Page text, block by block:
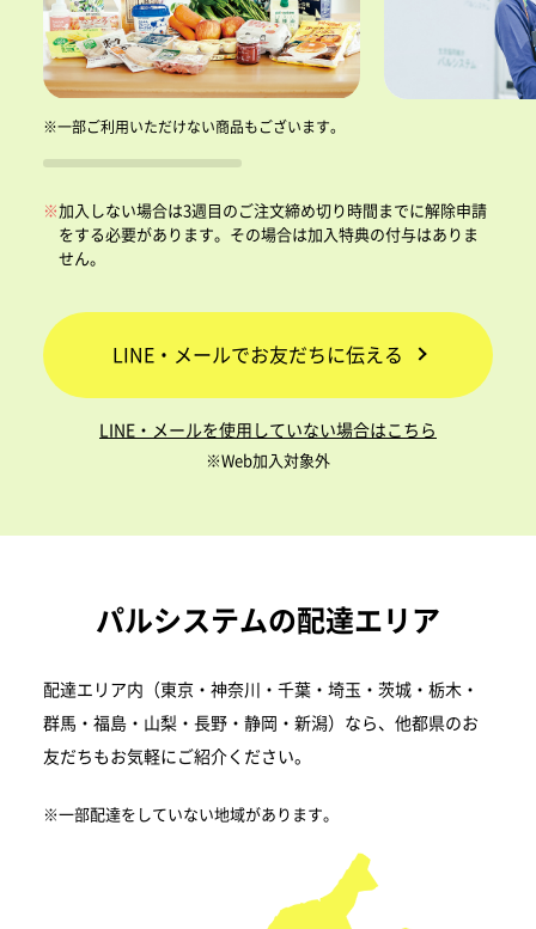
※一部ご利用いただけない商品もございます。
加入しない場合は3週目のご注文締め切り時間までに解除申請
をする必要があります。 その場合は加入特典の付与はありま
せん。
LINE・メールでお友だちに伝える
LINE・メールを使用していない場合はこちら
※Web加入対象外
パルシステムの配達エリア
配達エリア内（東京・神奈川・千葉・埼玉・茨城・栃木・
群馬・福島・山梨・長野・静岡・新潟）なら、他都県のお
友だちもお気軽にご紹介ください。
※一部配達をしていない地域があります。